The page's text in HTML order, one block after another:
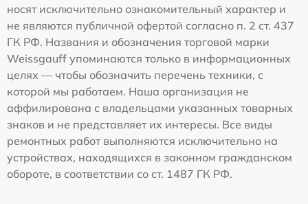
носят исключительно ознакомительный характер и
не являются публичной офертой согласно п. 2 ст. 437
ГК РФ. Названия и обозначения торговой марки
Weissgauff упоминаются только в информационных
целях — чтобы обозначить перечень техники, с
которой мы работаем. Наша организация не
аффилирована с владельцами указанных товарных
знаков и не представляет их интересы. Все виды
ремонтных работ выполняются исключительно на
устройствах, находящихся в законном гражданском
обороте, в соответствии со ст. 1487 ГК РФ.